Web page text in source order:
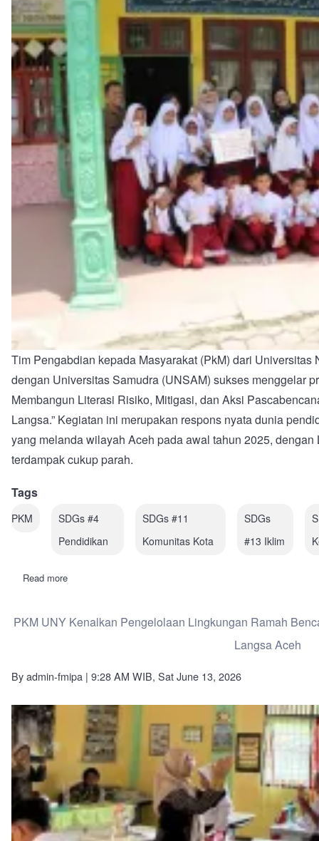
Tim Pengabdian kepada Masyarakat (PkM) dari
dengan Universitas Samudra (UNSAM) sukses menggelar
Membangun Literasi Risiko, Mitigasi, dan Aksi
Langsa.” Kegiatan ini merupakan respons nyata dunia
yang melanda wilayah Aceh pada awal tahun 2025,
terdampak cukup parah.
Tags
PKM
SDGs #4
Pendidikan
SDGs #11
Komunitas Kota
SDGs
#13 Iklim
Read more
UNY
SD
Langsa
Literasi
Risiko,
Mitigasi,
Aksi
Pascabencana
PKM UNY Kenalkan Pengelolaan Lingkungan Ramah
Langsa Aceh
Byadmin-fmipa | 9:28 AM WIB, Sat June 13, 2026